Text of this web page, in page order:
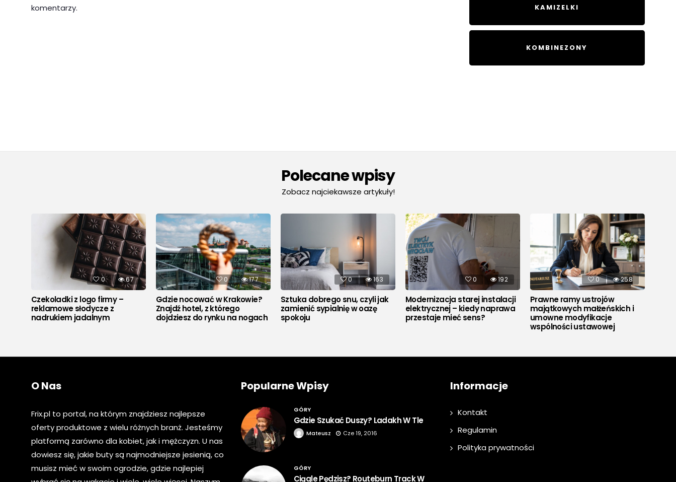
komentarzy.
KAMIZELKI
KOMBINEZONY
Polecane wpisy
Zobacz najciekawsze artykuły!
0 67
Czekoladki z logo firmy –
reklamowe słodycze z
nadrukiem jadalnym
0 177
Gdzie nocować w Krakowie?
Znajdź hotel, z którego
dojdziesz do rynku na nogach
0 163
Sztuka dobrego snu, czyli jak
zamienić sypialnię w oazę
spokoju
0 192
Modernizacja starej instalacji
elektrycznej – kiedy naprawa
przestaje mieć sens?
0 258
Prawne ramy ustrojów
majątkowych małżeńskich i
umowne modyfikacje
wspólności ustawowej
O Nas
Frix.pl to portal, na którym znajdziesz najlepsze
oferty produktowe z wielu różnych branż. Jesteśmy
platformą zarówno dla kobiet, jak i mężczyzn. U nas
dowiesz się, jakie buty są najmodniejsze jesienią, co
musisz mieć w swoim ogrodzie, gdzie najlepiej
Popularne Wpisy
GÓRY
Gdzie Szukać Duszy? Ladakh W Tle
Mateusz Cze 19, 2016
GÓRY
Ciągle Pędzisz? Routeburn Track W
Informacje
Kontakt
Regulamin
Polityka prywatności